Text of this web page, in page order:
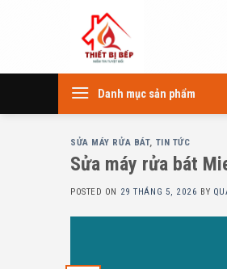
Danh mục sản phẩm
SỬA MÁY RỬA BÁT, TIN TỨC
Sửa máy rửa bát
POSTED ON 29 THÁNG 5, 2026 BY